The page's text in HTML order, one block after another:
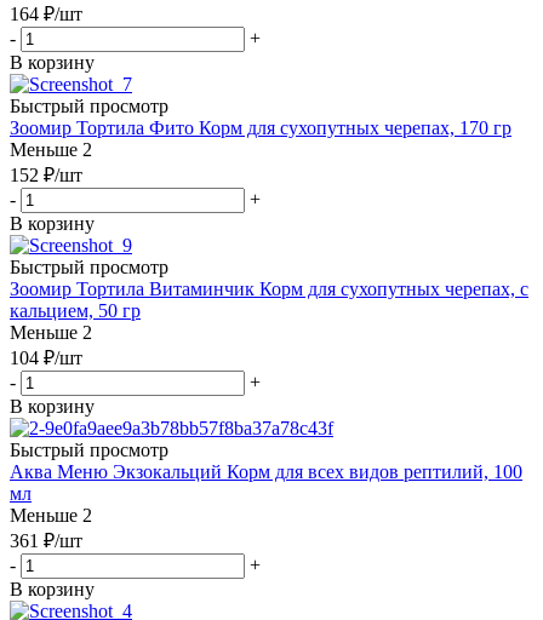
164 ₽/шт
-
+
В корзину
Быстрый просмотр
Зоомир Тортила Фито Корм для сухопутных черепах, 170 гр
Меньше 2
152 ₽/шт
-
+
В корзину
Быстрый просмотр
Зоомир Тортила Витаминчик Корм для сухопутных черепах, с
кальцием, 50 гр
Меньше 2
104 ₽/шт
-
+
В корзину
Быстрый просмотр
Аква Меню Экзокальций Корм для всех видов рептилий, 100
мл
Меньше 2
361 ₽/шт
-
+
В корзину